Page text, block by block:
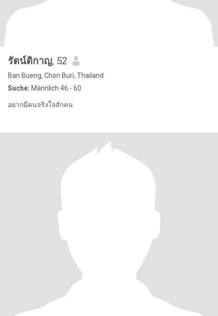
รัตน์ติกาญ, 52
Ban Bueng, Chon Buri, Thailand
Suche: Männlich 46 - 60
อยากมีคนจริงใจสักคน